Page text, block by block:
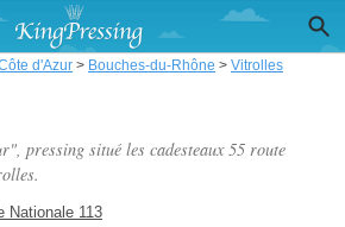
d'Azur > Bouches-du-Rhône > Vitrolles
pressing situé les cadesteaux 55 route
Nationale 113